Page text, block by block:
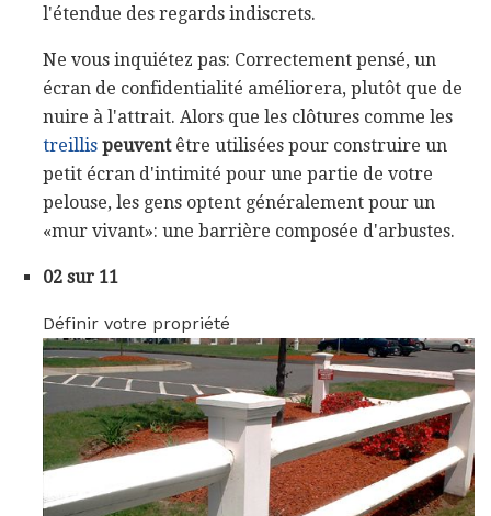
l'étendue des regards indiscrets.
Ne vous inquiétez pas: Correctement pensé, un
écran de confidentialité améliorera, plutôt que de
nuire à l'attrait. Alors que les clôtures comme les
treillis peuventêtre utilisées pour construire un
petit écran d'intimité pour une partie de votre
pelouse, les gens optent généralement pour un
«mur vivant»: une barrière composée d'arbustes.
02 sur 11
Définir votre propriété